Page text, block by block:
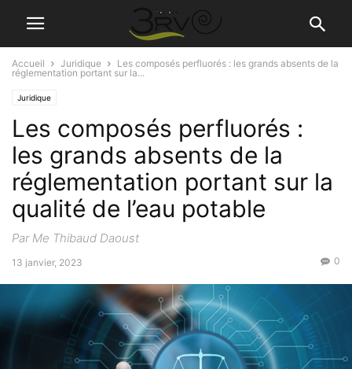
Accueil Juridique
Les composés perfluorés : les grands absents de la
réglementation portant sur la...
Juridique
Les composés perfluorés :
les grands absents de la
réglementation portant sur la
qualité de l’eau potable
Par Me Thibaud Daoust
13 janvier, 2023 0